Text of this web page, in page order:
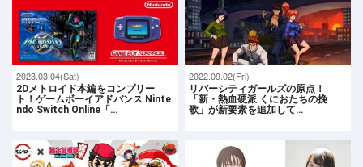
2023.03.04(Sat)
2Dメトロイド本編をコンプリー
ト！ゲームボーイアドバンス Ninte
ndo Switch Online「…
2022.09.02(Fri)
リバーシティガールズの原点！
「新・熱血硬派 くにおたちの挽
歌」が新要素を追加して…